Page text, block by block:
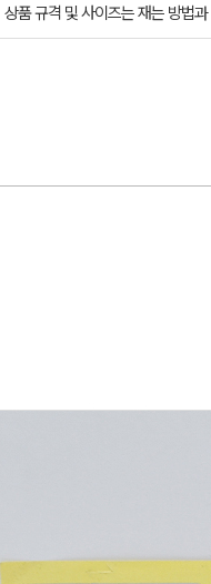
상품 규격 및 사이즈는 재는 방법